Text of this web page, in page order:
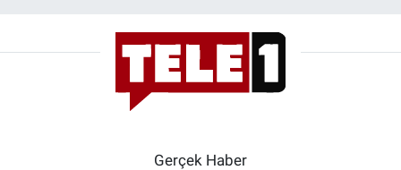
Gerçek Haber